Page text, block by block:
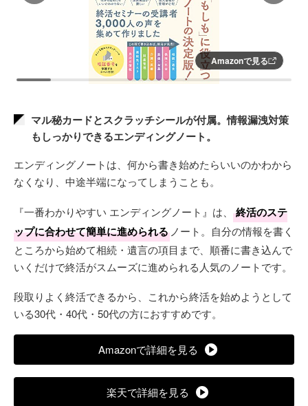
Amazonで見る
マル秘カードとスクラッチシールが付属。情報漏洩対策
もしっかりできるエンディングノート。
エンディングノートは、何から書き始めたらいいのかわから
なくなり、中途半端になってしまうことも。
『一番わかりやすい エンディングノート』は、
終活のステ
ップに合わせて簡単に進められる ノート。自分の情報を書く
ところから始めて相続・遺言の項目まで、順番に書き込んで
いくだけで終活がスムーズに進められる人気のノートです。
段取りよく終活できるから、これから終活を始めようとして
いる30代・40代・50代の方におすすめです。
Amazonで詳細を見る
楽天で詳細を見る